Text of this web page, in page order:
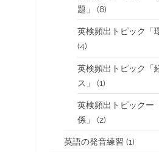
題」
(8)
英検頻出トピック「
(4)
英検頻出トピック「
ス」
(1)
英検頻出トピックー
係」
(2)
英語の発音練習 (1)